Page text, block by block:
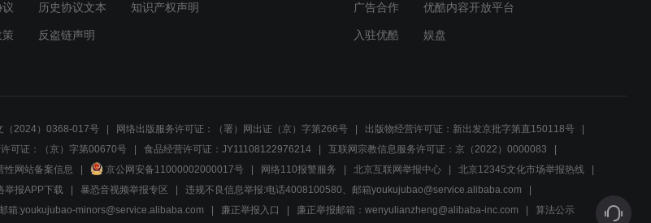
毛瑟手枪能打这么远？导演
马！
00:58
先遣连：先遣连被藏民团团
围住，李股长懂得多，一句
历史协议文本 知识产权声明
策 反盗链声明
广告合作 优酷内容开放平台
入驻优酷 娱盘
（2024）0368-017号 网络出版服务许可证：（署）网出证（京）字第266号
出版物经营许可证：新出发京批字第直150118号
可证：（京）字第00670号 食品经营许可证：JY11108122976214
互联网宗教信息服务许可证：京（2022）0000083
性网站备案信息 京公网安备11000002000017号 网络110报警服务 北京互联网举报中心
北京12345文化市场举报热线
举报APP下载 暴恐音视频举报专区
违规不良信息举报:电话4008100580、邮箱youkujubao@service.alibaba.com
箱:youkujubao-minors@service.alibaba.com 廉正举报入口 廉正举报邮箱：wenyulianzheng@alibaba-inc.com 算法公示